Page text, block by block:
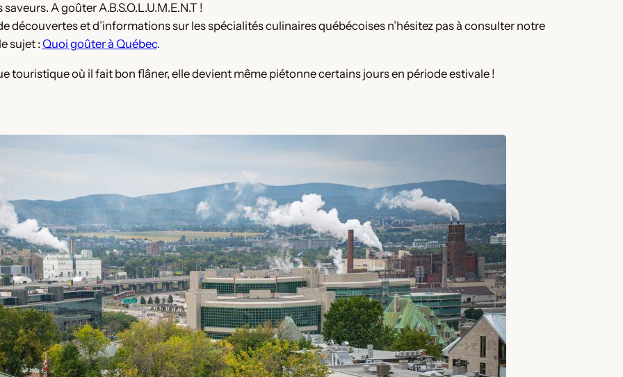
A goûter A.B.S.O.L.U.M.E.N.T !
découvertes et d’informations sur les spécialités culinaires québécoises n’hésitez pas à consulter notre
sujet : Quoi goûter à Québec.
touristique où il fait bon flâner, elle devient même piétonne certains jours en période estivale !